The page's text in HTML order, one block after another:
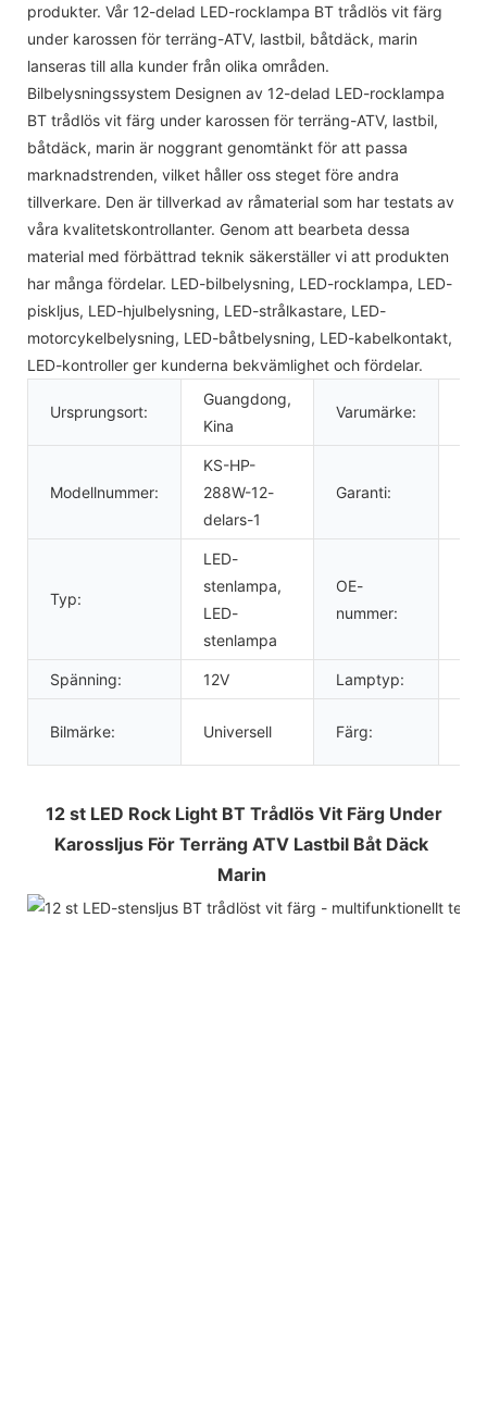
produkter. Vår 12-delad LED-rocklampa BT trådlös vit färg
under karossen för terräng-ATV, lastbil, båtdäck, marin
lanseras till alla kunder från olika områden.
Bilbelysningssystem Designen av 12-delad LED-rocklampa
BT trådlös vit färg under karossen för terräng-ATV, lastbil,
båtdäck, marin är noggrant genomtänkt för att passa
marknadstrenden, vilket håller oss steget före andra
tillverkare. Den är tillverkad av råmaterial som har testats av
våra kvalitetskontrollanter. Genom att bearbeta dessa
material med förbättrad teknik säkerställer vi att produkten
har många fördelar. LED-bilbelysning, LED-rocklampa, LED-
piskljus, LED-hjulbelysning, LED-strålkastare, LED-
motorcykelbelysning, LED-båtbelysning, LED-kabelkontakt,
LED-kontroller ger kunderna bekvämlighet och fördelar.
Ursprungsort:
Guangdong,
Kina
Varumärke:
Modellnummer:
KS-HP-
288W-12-
delars-1
Garanti:
Typ:
LED-
stenlampa,
LED-
stenlampa
OE-
nummer:
Spänning: 12V Lamptyp:
Bilmärke: Universell Färg:
12 st LED Rock Light BT Trådlös Vit Färg Under
Karossljus För Terräng ATV Lastbil Båt Däck
Marin